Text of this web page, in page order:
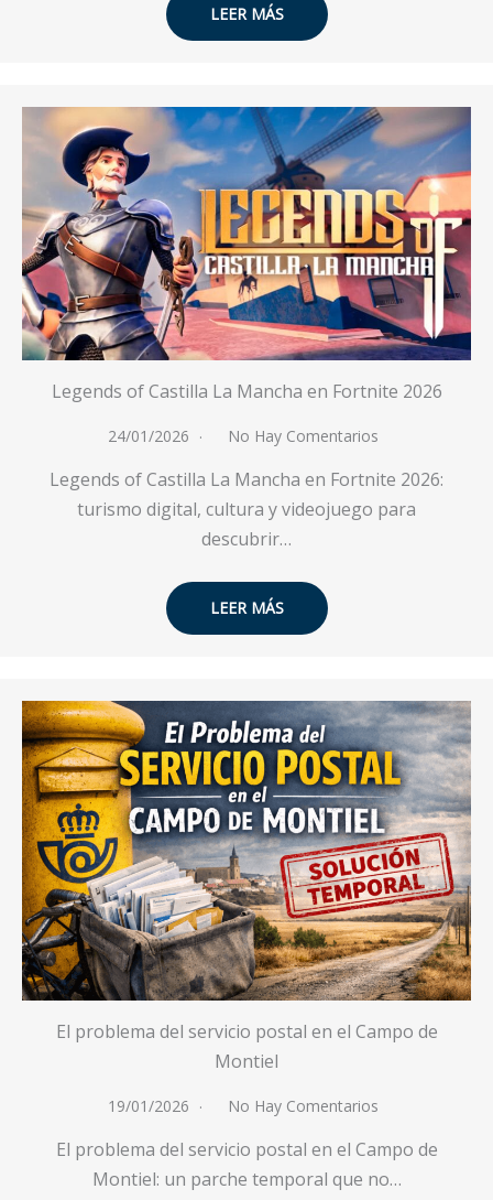
LEER MÁS
Legends of Castilla La Mancha en Fortnite 2026
24/01/2026 No Hay Comentarios
Legends of Castilla La Mancha en Fortnite 2026:
turismo digital, cultura y videojuego para
descubrir…
LEER MÁS
El problema del servicio postal en el Campo de
Montiel
19/01/2026 No Hay Comentarios
El problema del servicio postal en el Campo de
Montiel: un parche temporal que no…